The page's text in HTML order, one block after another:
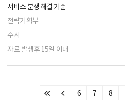
서비스 분쟁 해결 기준
전략기획부
수시
자료 발생후 15일 이내
처
이
6 7 8